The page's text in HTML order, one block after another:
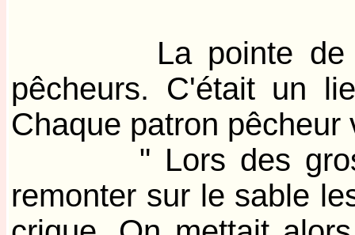
La pointe de la
pêcheurs. C'était un
Chaque patron
" Lors des gros
remonter sur le sable